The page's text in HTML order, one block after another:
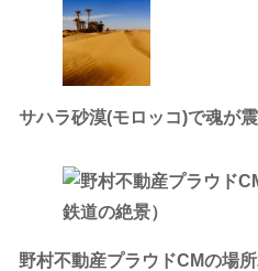
サハラ砂漠(モロッコ)で魂が
野村不動産プラウドCMの場